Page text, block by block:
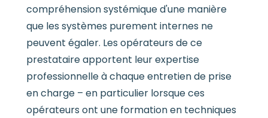
compréhension systémique d'une manière
que les systèmes purement internes ne
peuvent égaler. Les opérateurs de ce
prestataire apportent leur expertise
professionnelle à chaque entretien de prise
en charge – en particulier lorsque ces
opérateurs ont une formation en techniques